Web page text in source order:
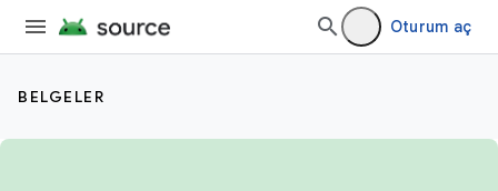
Oturum aç
BELGELER